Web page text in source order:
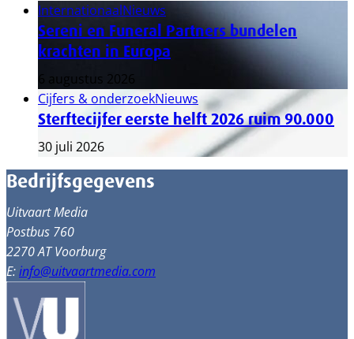
InternationaalNieuws
Sereni en Funeral Partners bundelen
krachten in Europa
6 augustus 2026
Cijfers & onderzoekNieuws
Sterftecijfer eerste helft 2026 ruim 90.000
30 juli 2026
Bedrijfsgegevens
Uitvaart Media
Postbus 760
2270 AT Voorburg
E:info@uitvaartmedia.com